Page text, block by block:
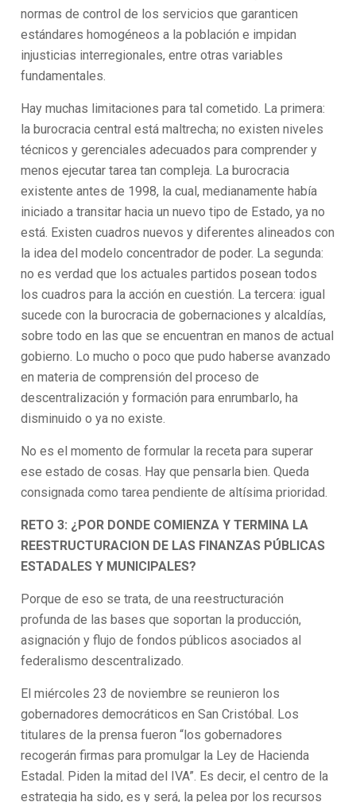
normas de control de los servicios que garanticen
estándares homogéneos a la población e impidan
injusticias interregionales, entre otras variables
fundamentales.
Hay muchas limitaciones para tal cometido. La primera:
la burocracia central está maltrecha; no existen niveles
técnicos y gerenciales adecuados para comprender y
menos ejecutar tarea tan compleja. La burocracia
existente antes de 1998, la cual, medianamente había
iniciado a transitar hacia un nuevo tipo de Estado, ya no
está. Existen cuadros nuevos y diferentes alineados con
la idea del modelo concentrador de poder. La segunda:
no es verdad que los actuales partidos posean todos
los cuadros para la acción en cuestión. La tercera: igual
sucede con la burocracia de gobernaciones y alcaldías,
sobre todo en las que se encuentran en manos de actual
gobierno. Lo mucho o poco que pudo haberse avanzado
en materia de comprensión del proceso de
descentralización y formación para enrumbarlo, ha
disminuido o ya no existe.
No es el momento de formular la receta para superar
ese estado de cosas. Hay que pensarla bien. Queda
consignada como tarea pendiente de altísima prioridad.
RETO 3: ¿POR DONDE COMIENZA Y TERMINA LA
REESTRUCTURACION DE LAS FINANZAS PÚBLICAS
ESTADALES Y MUNICIPALES?
Porque de eso se trata, de una reestructuración
profunda de las bases que soportan la producción,
asignación y flujo de fondos públicos asociados al
federalismo descentralizado.
El miércoles 23 de noviembre se reunieron los
gobernadores democráticos en San Cristóbal. Los
titulares de la prensa fueron “los gobernadores
recogerán firmas para promulgar la Ley de Hacienda
Estadal. Piden la mitad del IVA”. Es decir, el centro de la
estrategia ha sido, es y será, la pelea por los recursos